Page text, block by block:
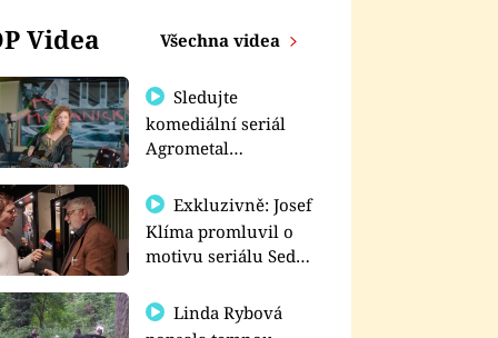
Videa Všechna videa
Sledujte
komediální seriál
Agrometal
prima+
Exkluzivně: Josef
Klíma promluvil o
motivu seriálu Sedm
Linda Rybová